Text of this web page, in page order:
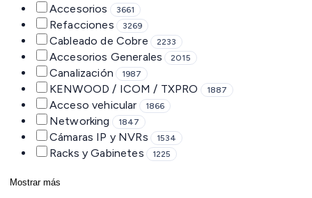
Accesorios 3661
Refacciones 3269
Cableado de Cobre 2233
Accesorios Generales 2015
Canalización 1987
KENWOOD / ICOM / TXPRO 1887
Acceso vehicular 1866
Networking 1847
Cámaras IP y NVRs 1534
Racks y Gabinetes 1225
Mostrar más